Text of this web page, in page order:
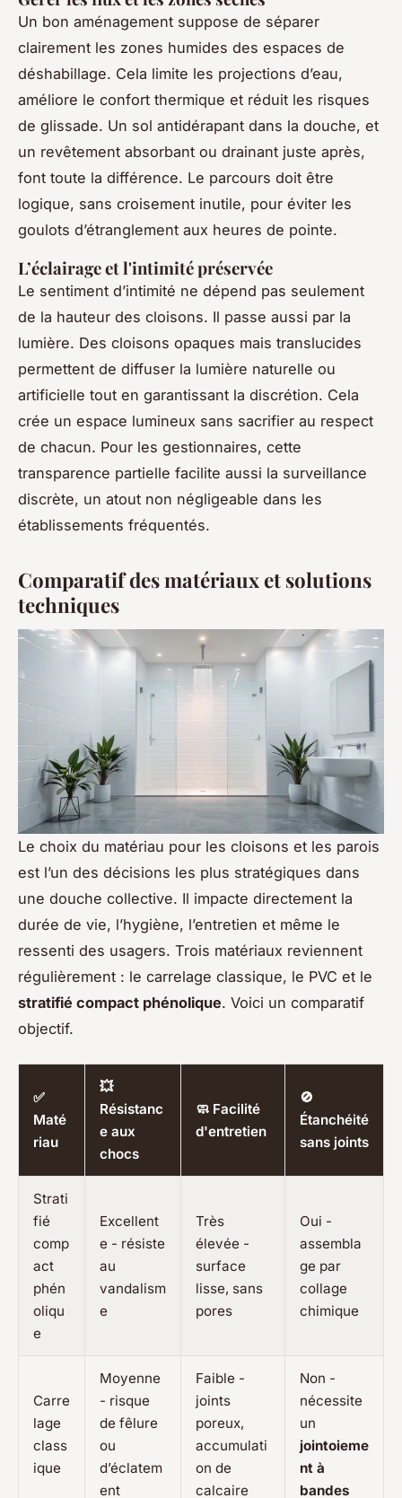
Un bon aménagement suppose de séparer
clairement les zones humides des espaces de
déshabillage. Cela limite les projections d’eau,
améliore le confort thermique et réduit les risques
de glissade. Un sol antidérapant dans la douche, et
un revêtement absorbant ou drainant juste après,
font toute la différence. Le parcours doit être
logique, sans croisement inutile, pour éviter les
goulots d’étranglement aux heures de pointe.
L’éclairage et l'intimité préservée
Le sentiment d’intimité ne dépend pas seulement
de la hauteur des cloisons. Il passe aussi par la
lumière. Des cloisons opaques mais translucides
permettent de diffuser la lumière naturelle ou
artificielle tout en garantissant la discrétion. Cela
crée un espace lumineux sans sacrifier au respect
de chacun. Pour les gestionnaires, cette
transparence partielle facilite aussi la surveillance
discrète, un atout non négligeable dans les
établissements fréquentés.
Comparatif des matériaux et solutions
techniques
Le choix du matériau pour les cloisons et les parois
est l’un des décisions les plus stratégiques dans
une douche collective. Il impacte directement la
durée de vie, l’hygiène, l’entretien et même le
ressenti des usagers. Trois matériaux reviennent
régulièrement : le carrelage classique, le PVC et le
stratifié compact phénolique. Voici un comparatif
objectif.
✅
Maté
riau
💥
Résistanc
e aux
chocs
🧼 Facilité
d'entretien
🚫
Étanchéité
sans joints
Strati
fié
comp
act
phén
oliqu
e
Excellent
e - résiste
au
vandalism
e
Très
élevée -
surface
lisse, sans
pores
Oui -
assembla
ge par
collage
chimique
Carre
lage
class
ique
Moyenne
- risque
de fêlure
ou
d’éclatem
ent
Faible -
joints
poreux,
accumulati
on de
calcaire
Non -
nécessite
un
jointoieme
nt à
bandes